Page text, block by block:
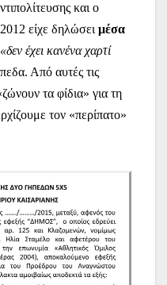
και ο
είχε δηλώσει μέσα
«δεν έχει κανένα χαρτί
Από αυτές τις
τα φίδια» για τη
τον «περίπατο»